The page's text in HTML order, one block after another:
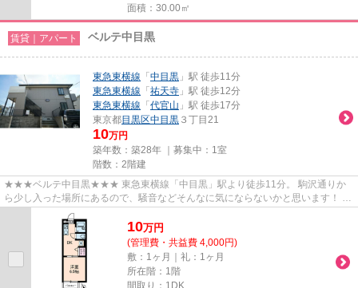
面積：30.00㎡
賃貸｜アパート ベルテ中目黒
東急東横線 「 中目黒 」駅 徒歩11分
東急東横線 「 祐天寺 」駅 徒歩12分
東急東横線 「 代官山 」駅 徒歩17分
東京都目黒区中目黒 ３丁目21
10万円
築年数：築28年 ｜募集中： 1室
階数：2階建
★★★ベルテ中目黒★★★ 東急東横線「中目黒」駅より徒歩11分。 駒沢通りか
ら少し入った場所にあるので、騒音などそんなに気にならないかと思います！ 駅
周辺までいかなくても徒歩1分のと...
10万円
(管理費・共益費 4,000円)
敷：1ヶ月｜礼：1ヶ月
所在階：1階
間取り：1DK